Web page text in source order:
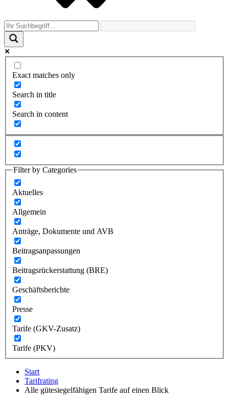
Exact matches only
Search in title
Search in content
Filter by Categories
Aktuelles
Allgemein
Anträge, Dokumente und AVB
Beitragsanpassungen
Beitragsrückerstattung (BRE)
Geschäftsberichte
Presse
Tarife (GKV-Zusatz)
Tarife (PKV)
Start
Tarifrating
Alle gütesiegelfähigen Tarife auf einen Blick